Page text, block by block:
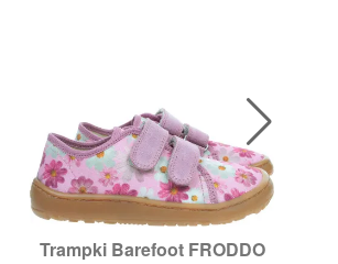
Trampki Barefoot FRODDO
Szybki podgląd